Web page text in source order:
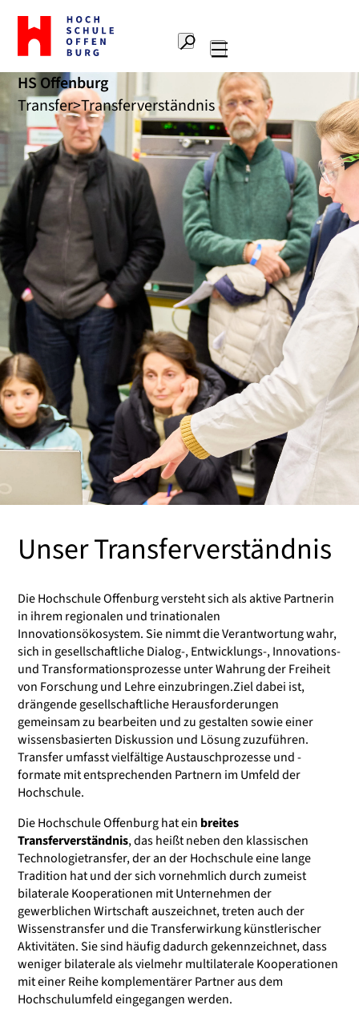
Zur
Startseite
Hochschule
Offenburg
Suche
Hauptnavigation
HS Offenburg
Transfer Transferverständnis
Unser Transferverständnis
Die Hochschule Offenburg versteht sich als aktive Partnerin
in ihrem regionalen und trinationalen
Innovationsökosystem. Sie nimmt die Verantwortung wahr,
sich in gesellschaftliche Dialog-, Entwicklungs-, Innovations-
und Transformationsprozesse unter Wahrung der Freiheit
von Forschung und Lehre einzubringen.Ziel dabei ist,
drängende gesellschaftliche Herausforderungen
gemeinsam zu bearbeiten und zu gestalten sowie einer
wissensbasierten Diskussion und Lösung zuzuführen.
Transfer umfasst vielfältige Austauschprozesse und -
formate mit entsprechenden Partnern im Umfeld der
Hochschule.
Die Hochschule Offenburg hat ein breites
Transferverständnis, das heißt neben den klassischen
Technologietransfer, der an der Hochschule eine lange
Tradition hat und der sich vornehmlich durch zumeist
bilaterale Kooperationen mit Unternehmen der
gewerblichen Wirtschaft auszeichnet, treten auch der
Wissenstransfer und die Transferwirkung künstlerischer
Aktivitäten. Sie sind häufig dadurch gekennzeichnet, dass
weniger bilaterale als vielmehr multilaterale Kooperationen
mit einer Reihe komplementärer Partner aus dem
Hochschulumfeld eingegangen werden.